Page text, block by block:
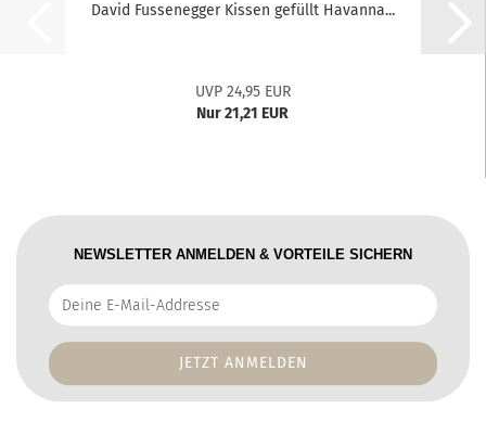
David Fussenegger Kissen gefüllt Havanna...
UVP 24,95 EUR
Nur 21,21 EUR
NEWSLETTER ANMELDEN & VORTEILE SICHERN
Deine
E-
Addresse